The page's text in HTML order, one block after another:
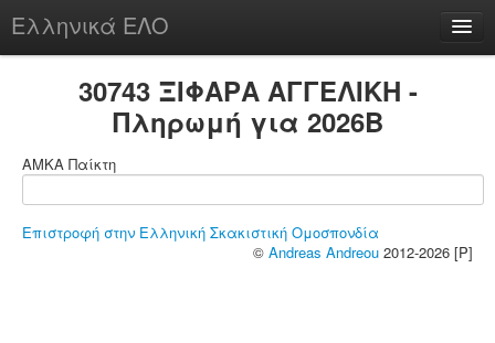
Ελληνικά ΕΛΟ
chesstu.be @ discord
30743 ΞΙΦΑΡΑ ΑΓΓΕΛΙΚΗ -
Πληρωμή για 2026B
ΑΜΚΑ Παίκτη
Επιστροφή στην Ελληνική Σκακιστική Ομοσπονδία
© Andreas Andreou 2012-2026 [P]